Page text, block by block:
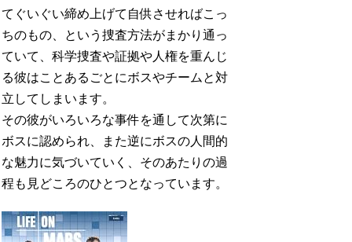
てぐいぐい締め上げて自供させればこっ
ちのもの、という捜査方法がまかり通っ
ていて、科学捜査や証拠や人権を重んじ
る彼はことあるごとにボスやチームと対
立してしまいます。
その彼がいろいろな事件を通して次第に
ボスに認められ、また逆にボスの人間的
な魅力に気づいていく、そのあたりの過
程も見どころのひとつとなっています。